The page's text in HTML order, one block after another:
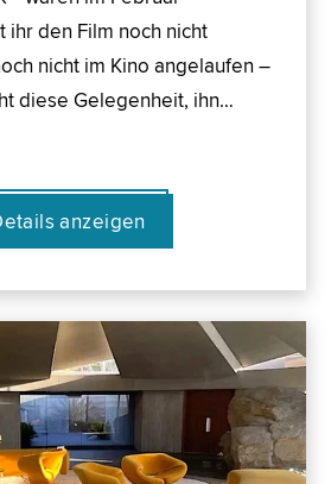
ihr den Film noch nicht
nicht im Kino angelaufen –
diese Gelegenheit, ihn…
anzeigen